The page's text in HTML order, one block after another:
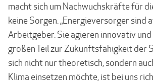
macht sich um Nachwuchskräfte für
keine Sorgen. „Energieversorger sind
Arbeitgeber. Sie agieren innovativ
großen Teil zur Zukunftsfähigkeit der
sich nicht nur theoretisch, sondern
Klima einsetzen möchte, ist bei uns